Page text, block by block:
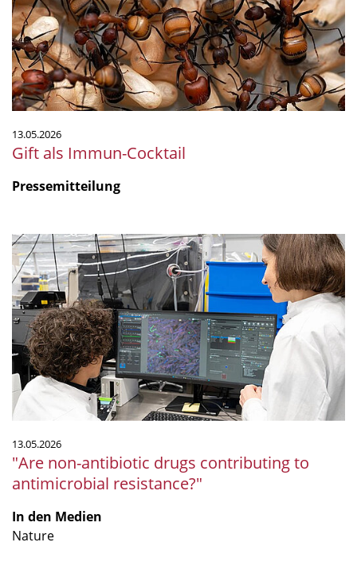
13.05.2026
Gift als Immun-Cocktail
Pressemitteilung
"Are
non-
antibiotic
drugs
contributing
to
antimicrobial
resistance?"
13.05.2026
"Are non-antibiotic drugs contributing to
antimicrobial resistance?"
In den Medien
Nature